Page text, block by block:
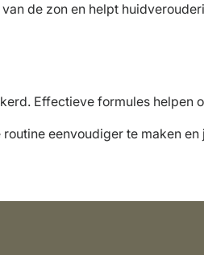
de zon en helpt
Effectieve formules
eenvoudiger te maken